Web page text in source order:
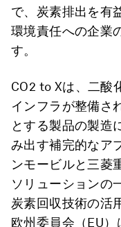
で、炭素排出を有
環境責任への企業
す。
CO2 to Xは、二酸
インフラが整備さ
とする製品の製造
み出す補完的なア
ンモービルと三菱
ソリューションの
炭素回収技術の活
欧州委員会（EU